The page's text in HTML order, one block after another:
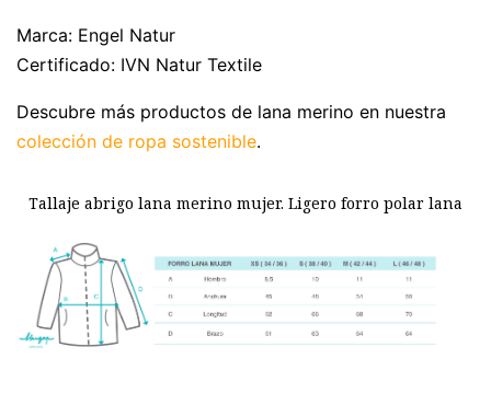
Marca: Engel Natur
Certificado: IVN Natur Textile
Descubre más productos de lana merino en nuestra
colección de ropa sostenible.
Tallaje abrigo lana merino mujer. Ligero forro polar lana